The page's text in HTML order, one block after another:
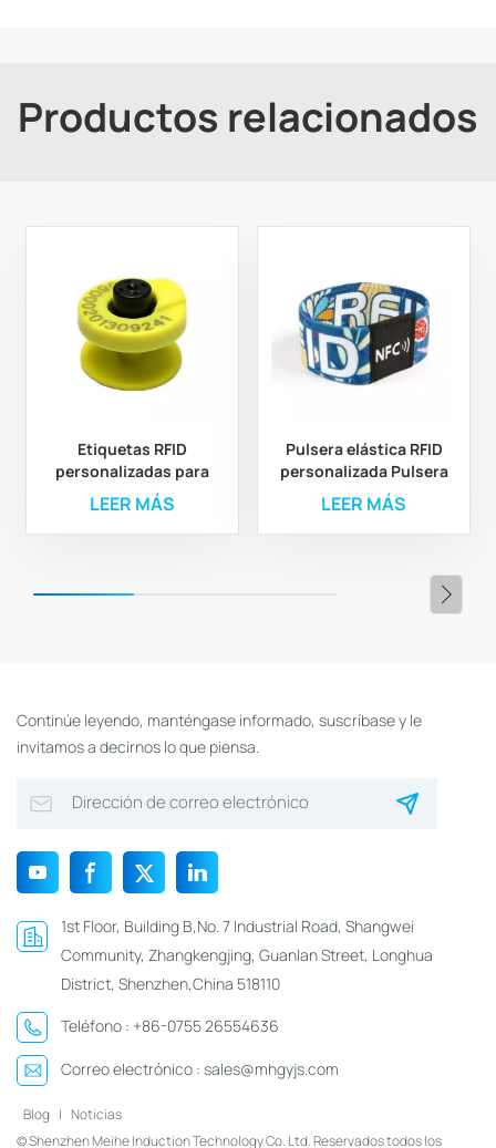
Productos relacionados
Etiquetas RFID
personalizadas para
orejas de animales para
la gestión ganadera y
agrícola
LEER MÁS
Pulsera elástica RFID
personalizada Pulsera
elástica de poliéster
RFID personalizada
LEER MÁS
Continúe leyendo, manténgase informado, suscríbase y le
invitamos a decirnos lo que piensa.
1st Floor, Building B,No. 7 Industrial Road, Shangwei
Community, Zhangkengjing, Guanlan Street, Longhua
District, Shenzhen,China 518110
Teléfono : +86-0755 26554636
Correo electrónico : sales@mhgyjs.com
Blog | Noticias
© Shenzhen Meihe Induction Technology Co. Ltd. Reservados todos los